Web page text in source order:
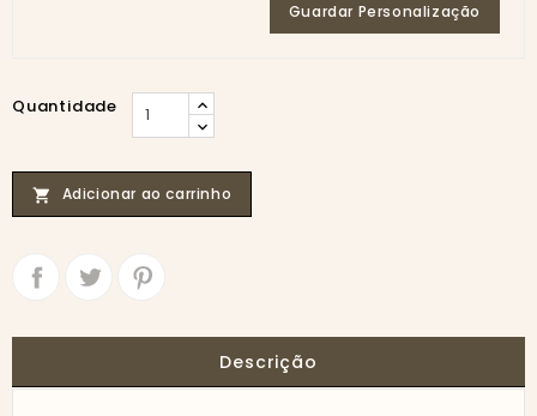
Guardar Personalização
Quantidade
 Adicionar ao carrinho
Descrição